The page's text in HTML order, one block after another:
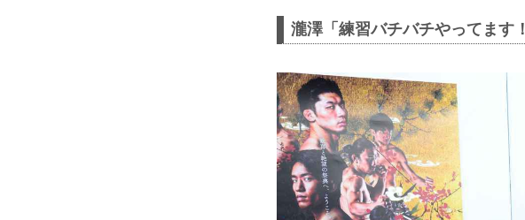
瀧澤「練習バチバチやってます